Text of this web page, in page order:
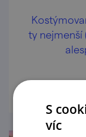
ty nejmenší
S
víc